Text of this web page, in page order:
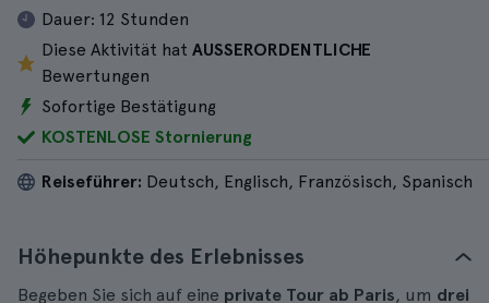
Dauer: 12 Stunden
Diese Aktivität hat AUSSERORDENTLICHE
Bewertungen
Sofortige Bestätigung
KOSTENLOSE Stornierung
Reiseführer: Deutsch, Englisch, Französisch, Spanisch
Höhepunkte des Erlebnisses
Begeben Sie sich auf eine private Tour ab Paris, um drei